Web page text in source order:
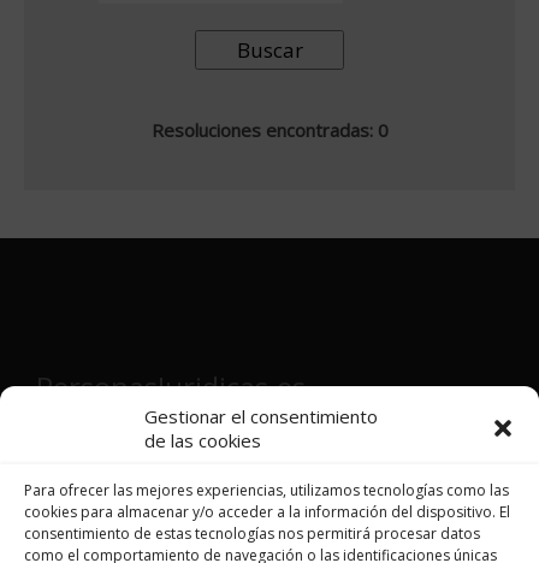
Gestionar el consentimiento
de las cookies
Para ofrecer las mejores experiencias, utilizamos tecnologías como las
cookies para almacenar y/o acceder a la información del dispositivo. El
consentimiento de estas tecnologías nos permitirá procesar datos
como el comportamiento de navegación o las identificaciones únicas
Resoluciones encontradas: 0
PersonasJuridicas.es
Director y fundador:
Patón